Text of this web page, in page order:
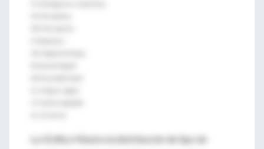
La Gráfica 4
ilustra la distribución de tipo de